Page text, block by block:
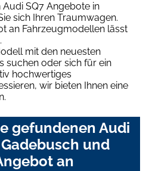
Audi SQ7 Angebote in
sich Ihren Traumwagen.
an Fahrzeugmodellen lässt
mit den neuesten
suchen oder sich für ein
hochwertiges
wir bieten Ihnen eine
gefundenen Audi
und
an